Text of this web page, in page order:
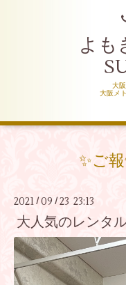
よも
大
大阪メ
✨ご
2021 / 09 /23 23:13
大人気のレンタ